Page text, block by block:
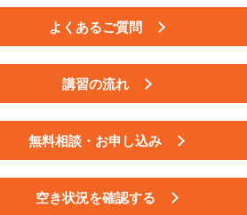
よくあるご質問
講習の流れ
無料相談・お申し込み
空き状況を確認する